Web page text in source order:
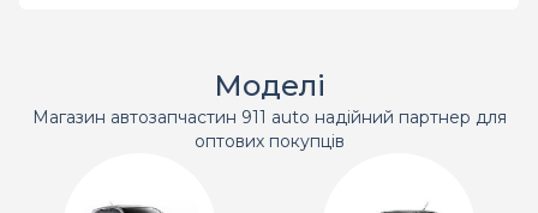
Моделі
Магазин автозапчастин 911 auto надійний партнер для
оптових покупців